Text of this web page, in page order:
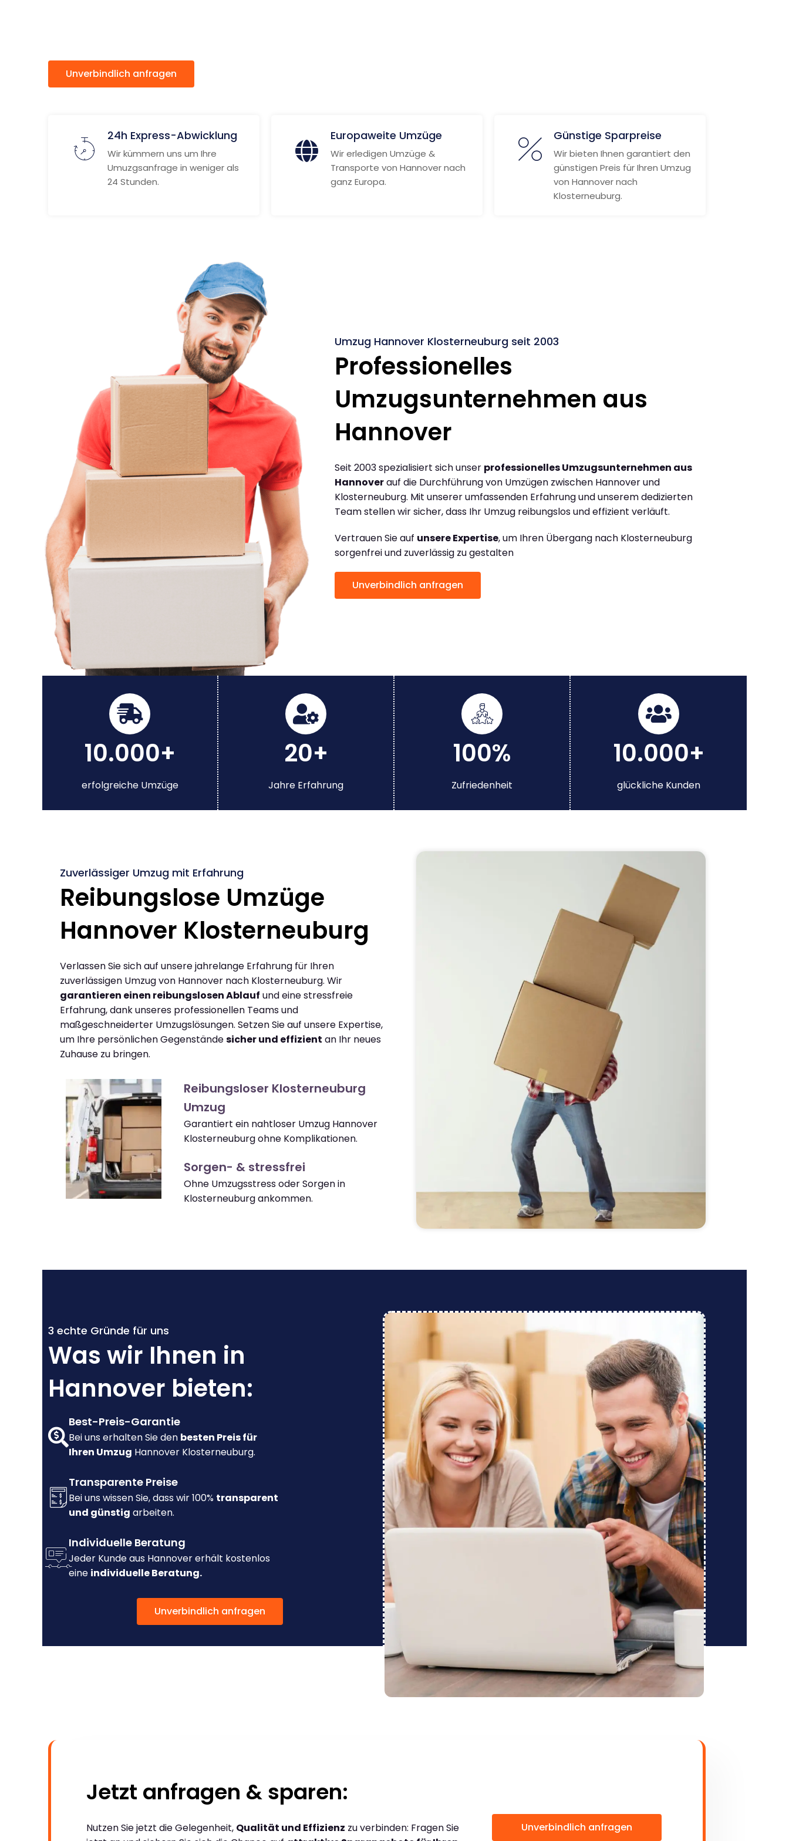
Unverbindlich anfragen
24h Express-Abwicklung
Wir kümmern uns um Ihre
Umuzgsanfrage in weniger als
24 Stunden.
Europaweite Umzüge
Wir erledigen Umzüge &
Transporte von Hannover nach
ganz Europa.
Günstige Sparpreise
Wir bieten Ihnen garantiert den
günstigen Preis für Ihren Umzug
von Hannover nach
Klosterneuburg.
Umzug Hannover Klosterneuburg seit 2003
Professionelles
Umzugsunternehmen aus
Hannover
Seit 2003 spezialisiert sich unser professionelles Umzugsunternehmen aus
Hannoverauf die Durchführung von Umzügen zwischen Hannover und
Klosterneuburg. Mit unserer umfassenden Erfahrung und unserem dedizierten
Team stellen wir sicher, dass Ihr Umzug reibungslos und effizient verläuft.
Vertrauen Sie auf unsere Expertise, um Ihren Übergang nach Klosterneuburg
sorgenfrei und zuverlässig zu gestalten
Unverbindlich anfragen
10.000+
erfolgreiche Umzüge
20+
Jahre Erfahrung
100%
Zufriedenheit
10.000+
glückliche Kunden
Zuverlässiger Umzug mit Erfahrung
Reibungslose Umzüge
Hannover Klosterneuburg
Verlassen Sie sich auf unsere jahrelange Erfahrung für Ihren
zuverlässigen Umzug von Hannover nach Klosterneuburg. Wir
garantieren einen reibungslosen Ablauf und eine stressfreie
Erfahrung, dank unseres professionellen Teams und
maßgeschneiderter Umzugslösungen. Setzen Sie auf unsere Expertise,
um Ihre persönlichen Gegenständesicher und effizient an Ihr neues
Zuhause zu bringen.
Reibungsloser Klosterneuburg
Umzug
Garantiert ein nahtloser Umzug Hannover
Klosterneuburg ohne Komplikationen.
Sorgen- & stressfrei
Ohne Umzugsstress oder Sorgen in
Klosterneuburg ankommen.
3 echte Gründe für uns
Was wir Ihnen in
Hannover bieten:
Best-Preis-Garantie
Bei uns erhalten Sie den besten Preis für
Ihren Umzug Hannover Klosterneuburg.
Transparente Preise
Bei uns wissen Sie, dass wir 100% transparent
und günstig arbeiten.
Individuelle Beratung
Jeder Kunde aus Hannover erhält kostenlos
eine individuelle Beratung.
Unverbindlich anfragen
Jetzt anfragen & sparen:
Nutzen Sie jetzt die Gelegenheit, Qualität und Effizienz zu verbinden: Fragen Sie
Unverbindlich anfragen